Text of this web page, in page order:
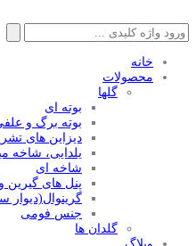
جستجو
برای:
خانه
محصولات
گلها
بوته ای
بوته برگ و
دیزاین های
یلدایی، شاخه
شاخه ای
پنل های گیرین
گرینوال(دیوار
جنس فومی
گلدان ها